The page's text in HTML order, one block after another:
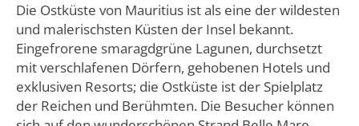
Die Ostküste von Mauritius ist als eine der wildesten
und malerischsten Küsten der Insel bekannt.
Eingefrorene smaragdgrüne Lagunen, durchsetzt
mit verschlafenen Dörfern, gehobenen Hotels und
exklusiven Resorts; die Ostküste ist der Spielplatz
der Reichen und Berühmten. Die Besucher können